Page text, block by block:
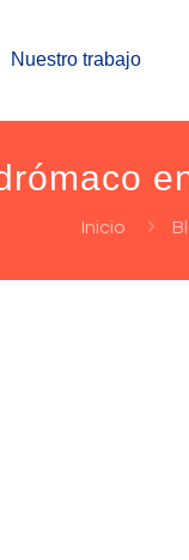
Nuestro trabajo
Inicio